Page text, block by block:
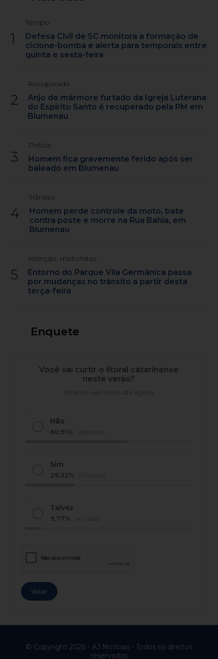
1
Tempo
Defesa Civil de SC monitora a formação de
ciclone-bomba e alerta para temporais entre
quinta e sexta-feira
2
Recuperado
Anjo de mármore furtado da Igreja Luterana
do Espírito Santo é recuperado pela PM em
Blumenau
3
Polícia
Homem fica gravemente ferido após ser
baleado em Blumenau
4
Trânsito
Homem perde controle da moto, bate
contra poste e morre na Rua Bahia, em
Blumenau
5
Atenção, motoristas
Entorno do Parque Vila Germânica passa
por mudanças no trânsito a partir desta
terça-feira
Enquete
Você vai curtir o litoral catarinense
neste verão?
Total de 440 votos até agora
Não
60,91% (268 votos)
Sim
29,32% (129 votos)
Talvez
9,77% (43 votos)
© Copyright 2026 - AJ Notícias - Todos os direitos
reservados